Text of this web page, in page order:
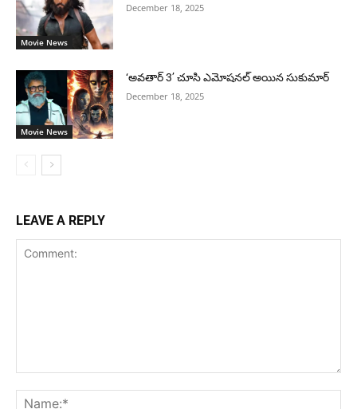
Movie News
December 18, 2025
Movie News
‘అవతార్ 3’ చూసి ఎమోషనల్ అయిన సుకుమార్
December 18, 2025
LEAVE A REPLY